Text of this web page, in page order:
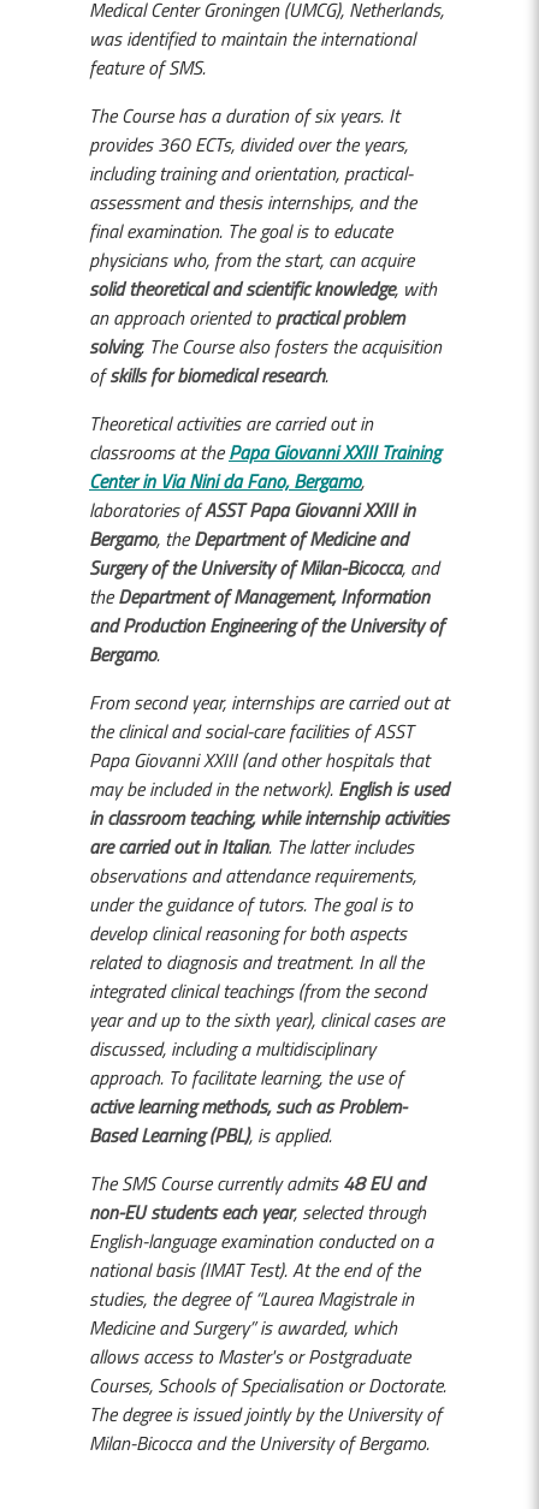
Medical Center Groningen (UMCG), Netherlands,
was identified to maintain the international
feature of SMS.
The Course has a duration of six years. It
provides 360 ECTs, divided over the years,
including training and orientation, practical-
assessment and thesis internships, and the
final examination. The goal is to educate
physicians who, from the start, can acquire
solid theoretical and scientific knowledge, with
an approach oriented topractical problem
solving. The Course also fosters the acquisition
ofskills for biomedical research.
Theoretical activities are carried out in
classrooms at the Papa Giovanni XXIII Training
Center in Via Nini da Fano, Bergamo,
laboratories ofASST Papa Giovanni XXIII in
Bergamo, theDepartment of Medicine and
Surgery of the University of Milan-Bicocca, and
theDepartment of Management, Information
and Production Engineering of the University of
Bergamo.
From second year, internships are carried out at
the clinical and social-care facilities of ASST
Papa Giovanni XXIII (and other hospitals that
may be included in the network). English is used
in classroom teaching, while internship activities
are carried out in Italian. The latter includes
observations and attendance requirements,
under the guidance of tutors. The goal is to
develop clinical reasoning for both aspects
related to diagnosis and treatment. In all the
integrated clinical teachings (from the second
year and up to the sixth year), clinical cases are
discussed, including a multidisciplinary
approach. To facilitate learning, the use of
active learning methods, such as Problem-
Based Learning (PBL), is applied.
The SMS Course currently admits48 EU and
non-EU students each year, selected through
English-language examination conducted on a
national basis (IMAT Test). At the end of the
studies, the degree of “Laurea Magistrale in
Medicine and Surgery” is awarded, which
allows access to Master's or Postgraduate
Courses, Schools of Specialisation or Doctorate.
The degree is issued jointly by the University of
Milan-Bicocca and the University of Bergamo.